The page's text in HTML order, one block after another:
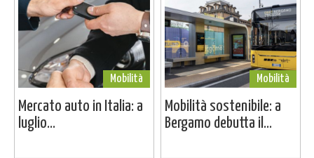
Mobilità
Mercato auto in Italia: a
luglio...
Mobilità
Mobilità sostenibile: a
Bergamo debutta il...